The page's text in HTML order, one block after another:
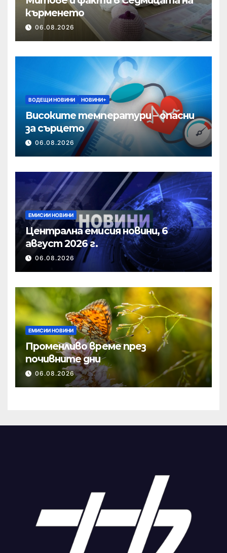
кърменето
06.08.2026
ВОДЕЩИ НОВИНИ НОВИНИ+
Високите температури – опасни
за сърцето
06.08.2026
ЕМИСИИ НОВИНИ
Централна емисия новини, 6
август 2026 г.
06.08.2026
ЕМИСИИ НОВИНИ
Променливо време през
почивните дни
06.08.2026